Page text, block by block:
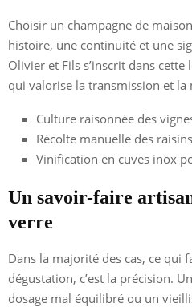
Choisir un champagne de
histoire, une continuité et une
Olivier et Fils s’inscrit dans
qui valorise la transmission et la
Culture raisonnée des
Récolte manuelle des raisins
Vinification en cuves inox
Un savoir-faire
verre
Dans la majorité des cas, ce qui
dégustation, c’est la précision.
dosage mal équilibré ou un